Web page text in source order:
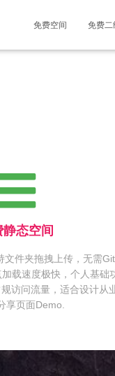
免费空间 免费二
态空间
文件夹拖拽上传，无需
载速度极快，个人基础
访问流量，适合设计从
享页面Demo.